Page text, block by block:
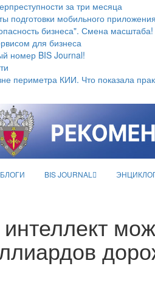
за три месяца
подготовки мобильного
бизнеса". Смена масштаба!
для бизнеса
номер BIS Journal!
периметра КИИ. Что показала
БЛОГИ BIS JOURNAL